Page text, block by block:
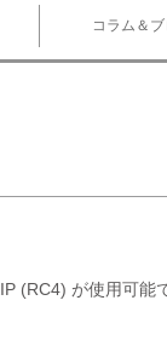
コラム＆
(RC4) が使用可能